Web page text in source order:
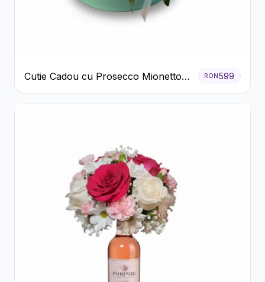
Cutie Cadou cu Prosecco Mionetto
Ferrero Rocher și Flori Pastelate
RON 599